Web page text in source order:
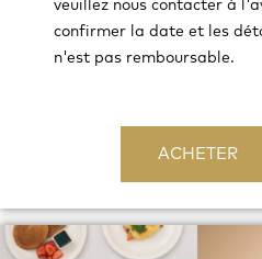
veuillez nous contacter à
confirmer la date et les
n'est pas remboursable.
ACHETER